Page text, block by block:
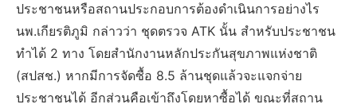
ประชาชนหรือสถานประกอบการต้องดำเนินการอย่างไร
นพ.เกียรติภูมิ กล่าวว่า ชุดตรวจ ATK นั้น สำหรับประชาชน
ทำได้ 2 ทาง โดยสำนักงานหลักประกันสุขภาพแห่งชาติ
(สปสช.) หากมีการจัดซื้อ 8.5 ล้านชุดแล้วจะแจกจ่าย
ประชาชนได้ อีกส่วนคือเข้าถึงโดยหาซื้อได้ ขณะที่สถาน